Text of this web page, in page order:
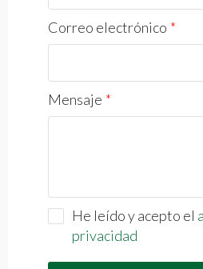
Correo electrónico
Mensaje
He leído y acepto el
privacidad